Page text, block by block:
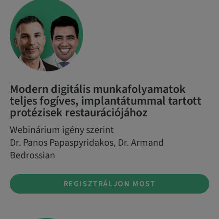
Modern digitális munkafolyamatok
teljes fogíves, implantátummal tartott
protézisek restaurációjához
Webinárium igény szerint
Dr. Panos Papaspyridakos, Dr. Armand
Bedrossian
REGISZTRÁLJON MOST